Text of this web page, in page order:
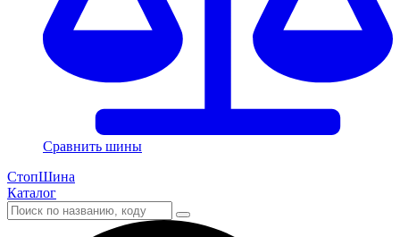
Сравнить шины
СтопШина
Каталог